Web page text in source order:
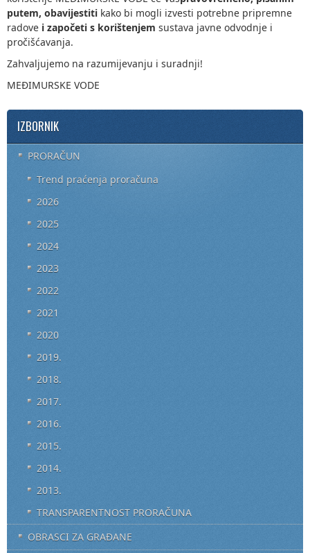
putem, obavijestiti kako bi mogli izvesti potrebne pripremne
radove i započeti s korištenjem sustava javne odvodnje i
pročišćavanja.
Zahvaljujemo na razumijevanju i suradnji!
MEĐIMURSKE VODE
IZBORNIK
PRORAČUN
Trend praćenja proračuna
2026
2025
2024
2023
2022
2021
2020
2019.
2018.
2017.
2016.
2015.
2014.
2013.
TRANSPARENTNOST PRORAČUNA
OBRASCI ZA GRAĐANE